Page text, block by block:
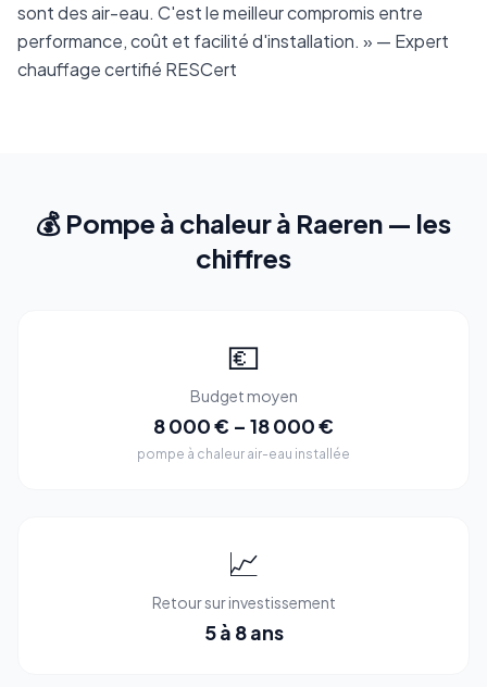
sont des air-eau. C'est le meilleur compromis entre
performance, coût et facilité d'installation. » — Expert
chauffage certifié RESCert
💰 Pompe à chaleur à Raeren — les
chiffres
💶
Budget moyen
8 000 € – 18 000 €
pompe à chaleur air-eau installée
📈
Retour sur investissement
5 à 8 ans